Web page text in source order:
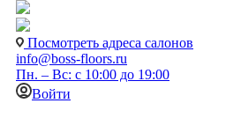
Посмотреть адреса салонов
info@boss-floors.ru
Пн. – Вс: с 10:00 до 19:00
Войти